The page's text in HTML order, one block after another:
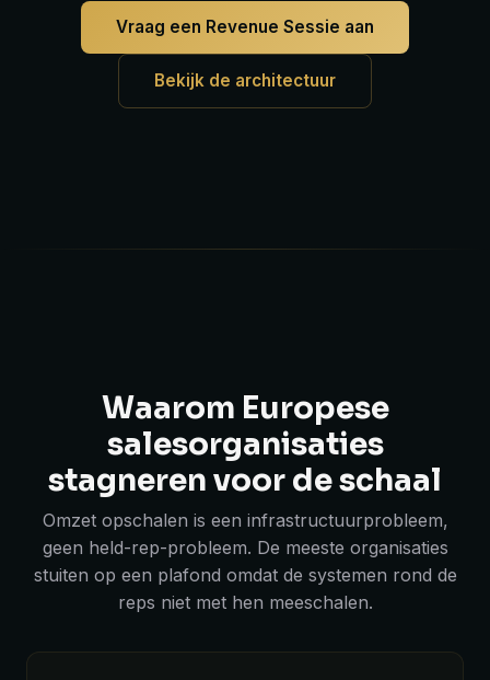
Vraag een Revenue Sessie aan
Bekijk de architectuur
Waarom Europese
salesorganisaties
stagneren voor de schaal
Omzet opschalen is een infrastructuurprobleem,
geen held-rep-probleem. De meeste organisaties
stuiten op een plafond omdat de systemen rond de
reps niet met hen meeschalen.